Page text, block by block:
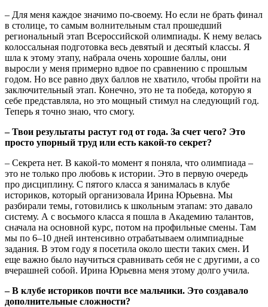
‒ Для меня каждое значимо по-своему. Но если не брать финал
в столице, то самым волнительным стал прошедший
региональный этап Всероссийской олимпиады. К нему велась
колоссальная подготовка весь девятый и десятый классы. Я
шла к этому этапу, набрала очень хорошие баллы, они
выросли у меня примерно вдвое по сравнению с прошлым
годом. Но все равно двух баллов не хватило, чтобы пройти на
заключительный этап. Конечно, это не та победа, которую я
себе представляла, но это мощный стимул на следующий год.
Теперь я точно знаю, что смогу.
‒ Твои результаты растут год от года. За счет чего? Это
просто упорный труд или есть какой-то секрет?
‒ Секрета нет. В какой-то момент я поняла, что олимпиада ‒
это не только про любовь к истории. Это в первую очередь
про дисциплину. С пятого класса я занималась в клубе
историков, который организовала Ирина Юрьевна. Мы
разбирали темы, готовились к школьным этапам: это давало
систему. А с восьмого класса я пошла в Академию талантов,
сначала на основной курс, потом на профильные смены. Там
мы по 6–10 дней интенсивно отрабатываем олимпиадные
задания. В этом году я посетила около шести таких смен. И
еще важно было научиться сравнивать себя не с другими, а со
вчерашней собой. Ирина Юрьевна меня этому долго учила.
‒ В клубе историков почти все мальчики. Это создавало
дополнительные сложности?